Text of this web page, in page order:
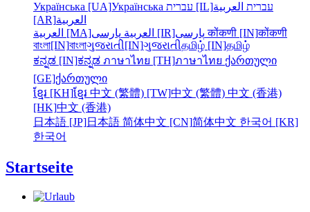
Українська [UA]Українська עברית [IL] עברית العربية
[AR]العربية
العربية [MA]
العربية پارسی [IR] پارسیकोंकणी [IN]कोंकणी
বাংলা[IN]বাংলাગુજરાતી[IN]ગુજરાતીதமிழ் [IN]தமிழ்
ಕನ್ನಡ [IN]ಕನ್ನಡ ภาษาไทย [TH]ภาษาไทย ქართული
[GE]ქართული
ខ្មែរ [KH]ខ្មែរ 中文 (繁體) [TW]中文 (繁體) 中文 (香港)
[HK]中文 (香港)
日本語 [JP]日本語 简体中文 [CN]简体中文 한국어 [KR]
한국어
Startseite